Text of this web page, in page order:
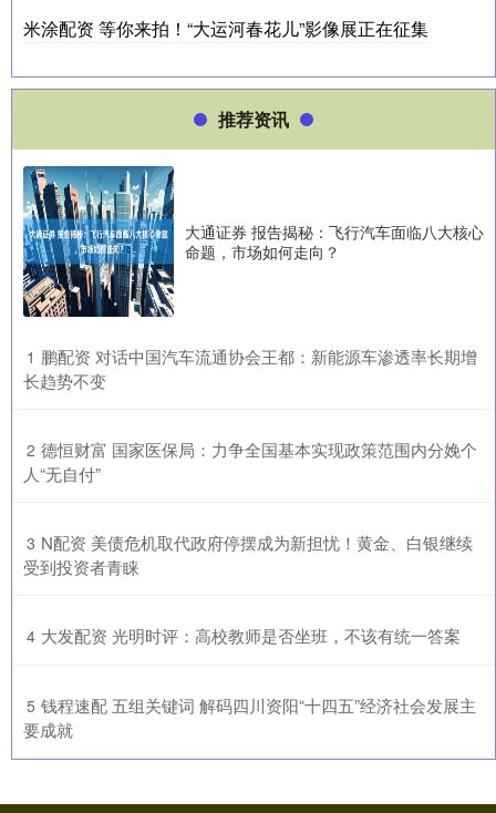
米涂配资 等你来拍！“大运河春花儿”影像展正在征集
推荐资讯
大通证券 报告揭秘：飞行汽车面临八大核心
命题，市场如何走向？
1 ​鹏配资 对话中国汽车流通协会王都：新能源车渗透率长期增
长趋势不变
2 ​德恒财富 国家医保局：力争全国基本实现政策范围内分娩个
人“无自付”
3 ​N配资 美债危机取代政府停摆成为新担忧！黄金、白银继续
受到投资者青睐
4 ​大发配资 光明时评：高校教师是否坐班，不该有统一答案
5 ​钱程速配 五组关键词 解码四川资阳“十四五”经济社会发展主
要成就